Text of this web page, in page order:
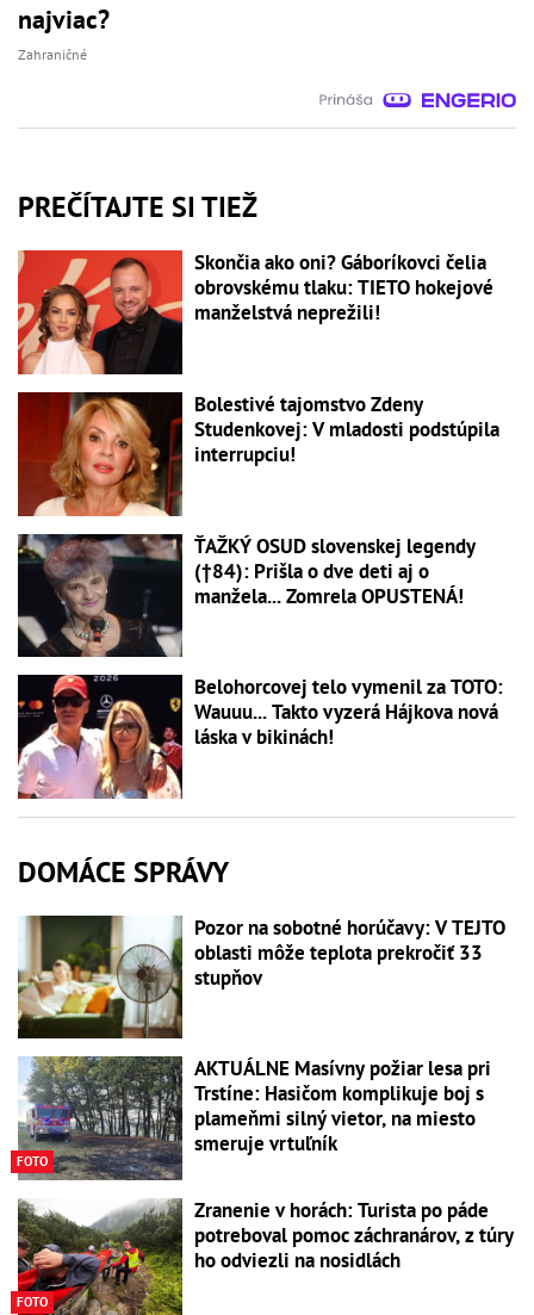
najviac?
Zahraničné
PREČÍTAJTE SI TIEŽ
Skončia ako oni? Gáboríkovci čelia
obrovskému tlaku: TIETO hokejové
manželstvá neprežili!
Bolestivé tajomstvo Zdeny
Studenkovej: V mladosti podstúpila
interrupciu!
ŤAŽKÝ OSUD slovenskej legendy
(†84): Prišla o dve deti aj o
manžela... Zomrela OPUSTENÁ!
Belohorcovej telo vymenil za TOTO:
Wauuu... Takto vyzerá Hájkova nová
láska v bikinách!
DOMÁCE SPRÁVY
Pozor na sobotné horúčavy: V TEJTO
oblasti môže teplota prekročiť 33
stupňov
FOTO
AKTUÁLNE Masívny požiar lesa pri
Trstíne: Hasičom komplikuje boj s
plameňmi silný vietor, na miesto
smeruje vrtuľník
FOTO
Zranenie v horách: Turista po páde
potreboval pomoc záchranárov, z túry
ho odviezli na nosidlách